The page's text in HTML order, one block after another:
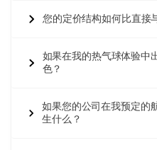
您的定价结构如何比直接
如果在我的热气球体验中
色？
如果您的公司在我预定的
生什么？